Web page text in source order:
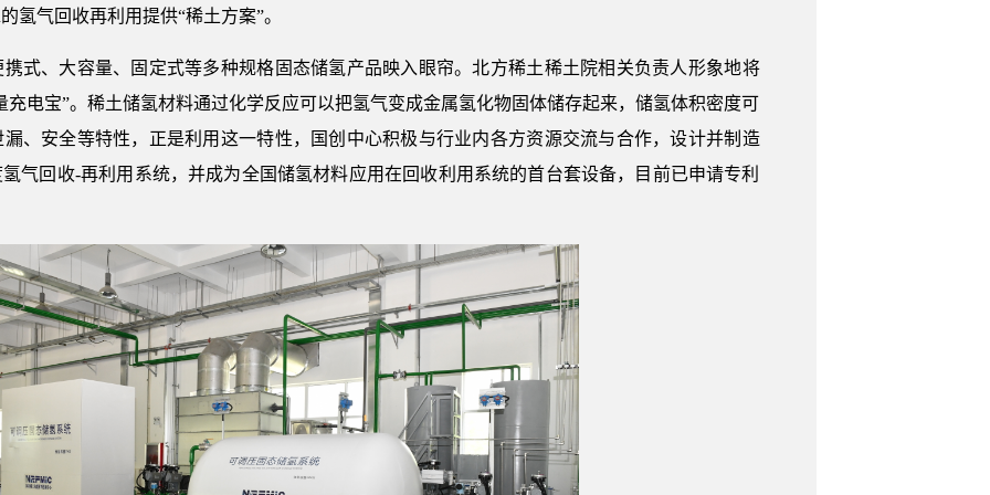
氢气回收再利用提供“稀土方案”。
、大容量、固定式等多种规格固态储氢产品映入眼帘。北方稀土稀土院相关负责人形象地将
电宝”。稀土储氢材料通过化学反应可以把氢气变成金属氢化物固体储存起来，储氢体积密度可
、安全等特性，正是利用这一特性，国创中心积极与行业内各方资源交流与合作，设计并制造
气回收-再利用系统，并成为全国储氢材料应用在回收利用系统的首台套设备，目前已申请专利